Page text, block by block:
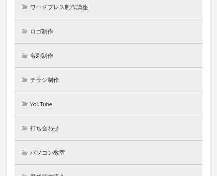
ワードプレス制作講座
ロゴ制作
名刺制作
チラシ制作
YouTube
打ち合わせ
パソコン教室